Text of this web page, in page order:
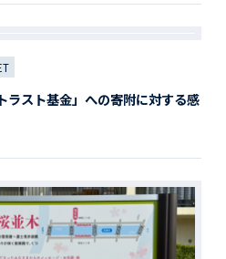
ラスト基金」への寄附に対する感